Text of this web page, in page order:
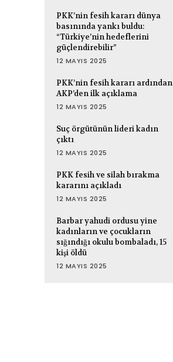
PKK’nin fesih kararı dünya
basınında yankı buldu:
“Türkiye’nin hedeflerini
güçlendirebilir”
12 MAYIS 2025
PKK’nin fesih kararı ardından
AKP’den ilk açıklama
12 MAYIS 2025
Suç örgütünün lideri kadın
çıktı
12 MAYIS 2025
PKK fesih ve silah bırakma
kararını açıkladı
12 MAYIS 2025
Barbar yahudi ordusu yine
kadınların ve çocukların
sığındığı okulu bombaladı, 15
kişi öldü
12 MAYIS 2025